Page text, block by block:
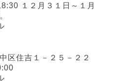
１２月３１日～１月
区住吉１－２５－２２